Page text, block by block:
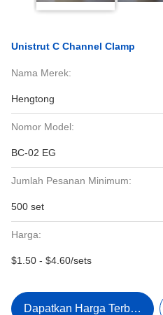
Unistrut C Channel Clamp
Nama Merek:
Hengtong
Nomor Model:
BC-02 EG
Jumlah Pesanan Minimum:
500 set
Harga:
$1.50 - $4.60/sets
Dapatkan Harga Terbaik